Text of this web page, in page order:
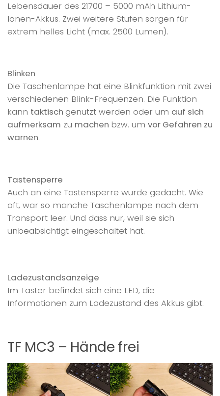
Lebensdauer des 21700 – 5000 mAh Lithium-
Ionen-Akkus. Zwei weitere Stufen sorgen für
extrem helles Licht (max. 2500 Lumen).
Blinken
Die Taschenlampe hat eine Blinkfunktion mit zwei
verschiedenen Blink-Frequenzen. Die Funktion
kann taktisch genutzt werden oder um auf sich
aufmerksam zu machen bzw. um vor Gefahren zu
warnen.
Tastensperre
Auch an eine Tastensperre wurde gedacht. Wie
oft, war so manche Taschenlampe nach dem
Transport leer. Und dass nur, weil sie sich
unbeabsichtigt eingeschaltet hat.
Ladezustandsanzeige
Im Taster befindet sich eine LED, die
Informationen zum Ladezustand des Akkus gibt.
TF MC3 – Hände frei